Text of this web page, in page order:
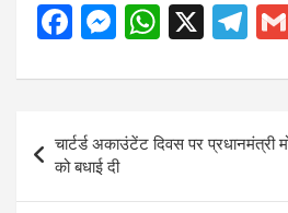
F
ce
b
o
o
M
se
n
g
er
W
at
s
A
p
X
T
e
gr
a
m
navigation
चार्टर्ड अकाउंटेंट दिवस पर
को बधाई दी